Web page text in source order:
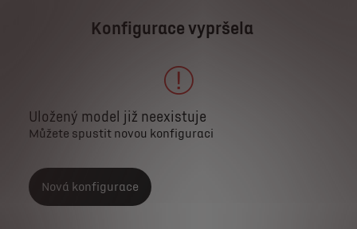
Konfigurace vypršela
Uložený model již neexistuje
Můžete spustit novou konfiguraci
Nová konfigurace